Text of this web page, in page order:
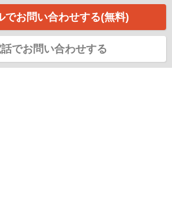
でお問い合わせする(無料)
話でお問い合わせする